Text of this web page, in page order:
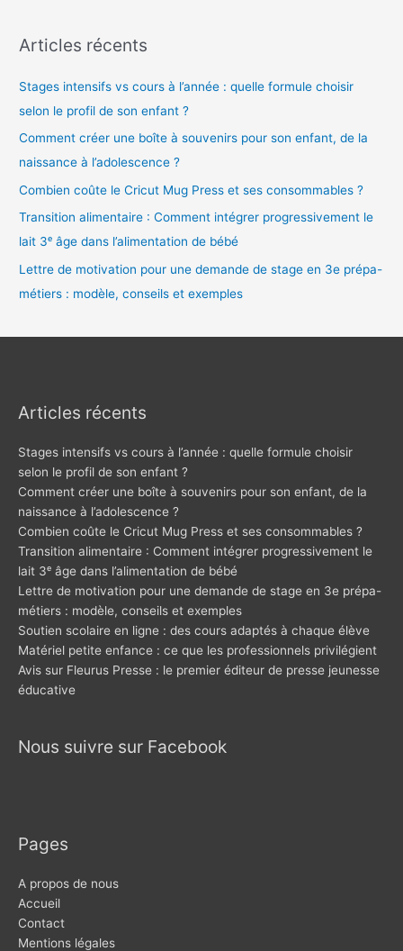
é
Articles récents
Stages intensifs vs cours à l’année : quelle formule choisir
selon le profil de son enfant ?
Comment créer une boîte à souvenirs pour son enfant, de la
naissance à l’adolescence ?
Combien coûte le Cricut Mug Press et ses consommables ?
Transition alimentaire : Comment intégrer progressivement le
lait 3ᵉ âge dans l’alimentation de bébé
Lettre de motivation pour une demande de stage en 3e prépa-
métiers : modèle, conseils et exemples
Articles récents
Stages intensifs vs cours à l’année : quelle formule choisir
selon le profil de son enfant ?
Comment créer une boîte à souvenirs pour son enfant, de la
naissance à l’adolescence ?
Combien coûte le Cricut Mug Press et ses consommables ?
Transition alimentaire : Comment intégrer progressivement le
lait 3ᵉ âge dans l’alimentation de bébé
Lettre de motivation pour une demande de stage en 3e prépa-
métiers : modèle, conseils et exemples
Soutien scolaire en ligne : des cours adaptés à chaque élève
Matériel petite enfance : ce que les professionnels privilégient
Avis sur Fleurus Presse : le premier éditeur de presse jeunesse
éducative
Nous suivre sur Facebook
Pages
A propos de nous
Accueil
Contact
Mentions légales